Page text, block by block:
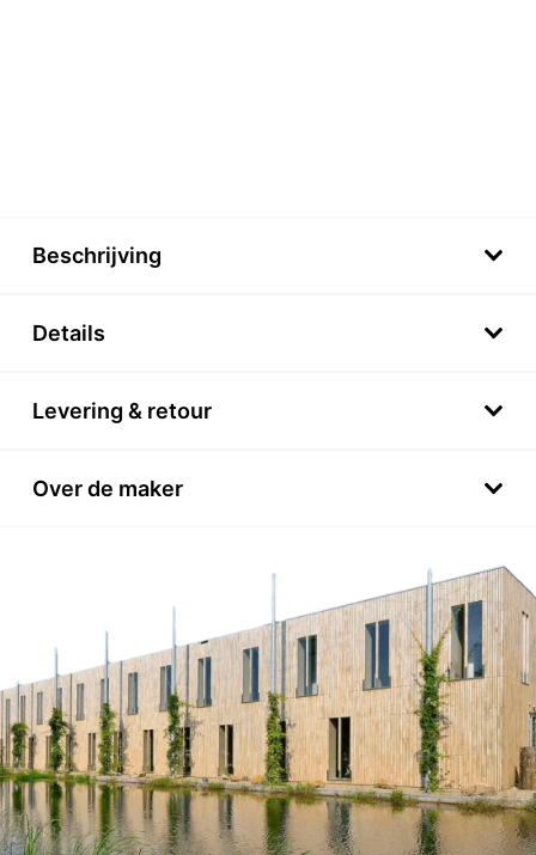
Beschrijving
Details
Levering & retour
Over de maker